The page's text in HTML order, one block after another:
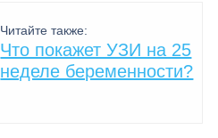
Читайте также:
Что покажет УЗИ на 25
неделе беременности?